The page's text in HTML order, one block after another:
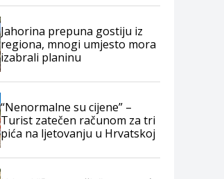
Jahorina prepuna gostiju iz
regiona, mnogi umjesto mora
izabrali planinu
“Nenormalne su cijene” –
Turist zatečen računom za tri
pića na ljetovanju u Hrvatskoj